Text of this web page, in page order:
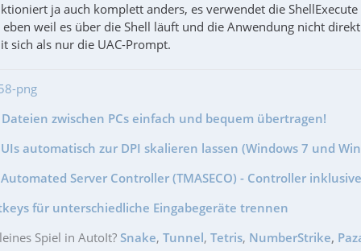
ja auch komplett anders, es verwendet die
eben weil es über die Shell läuft und die Anwendung nicht
sich als nur die UAC-Prompt.
Dateien zwischen PCs einfach und bequem übertragen!
automatisch zur DPI skalieren lassen (Windows 7 und
Server Controller (TMASECO) - Controller
für unterschiedliche Eingabegeräte trennen
Spiel in AutoIt? Snake, Tunnel, Tetris, NumberStrike,